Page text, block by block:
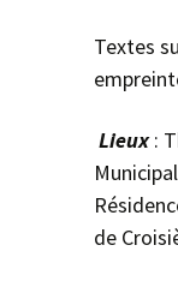
Textes
Lieux :
de